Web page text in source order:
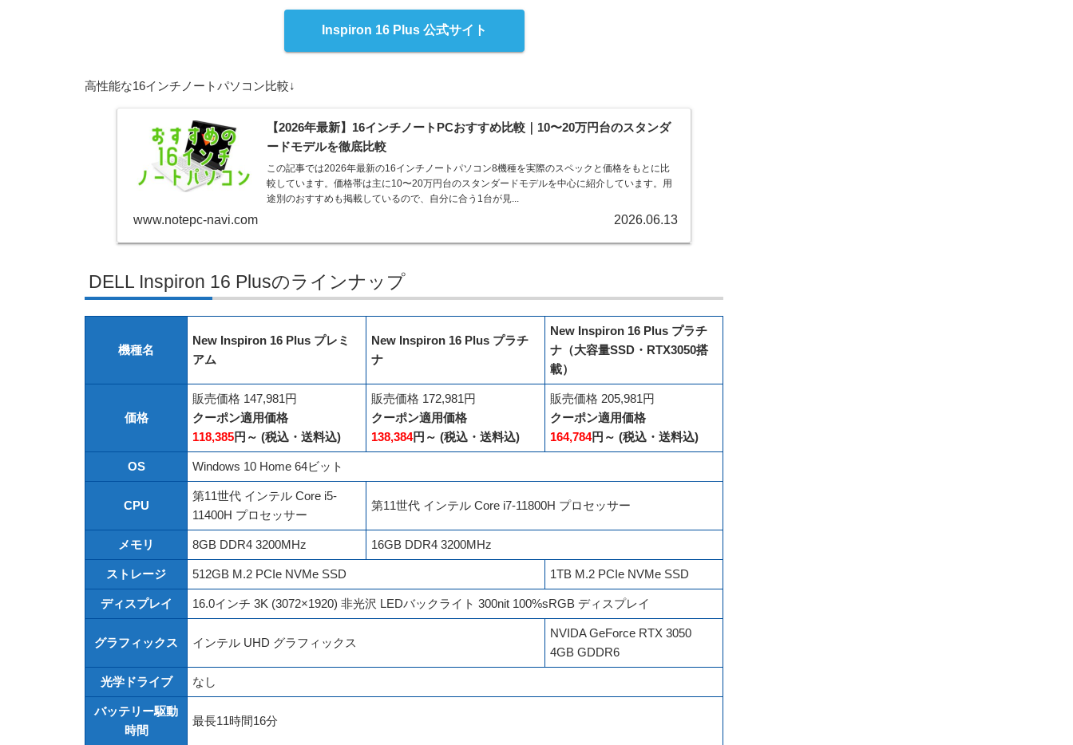
Inspiron 16 Plus 公式サイト
高性能な16インチノートパソコン比較↓
【2026年最新】16インチノートPCおすすめ比較｜10〜20万円台のスタンダ
ードモデルを徹底比較
この記事では2026年最新の16インチノートパソコン8機種を実際のスペックと価格をもとに比
較しています。価格帯は主に10〜20万円台のスタンダードモデルを中心に紹介しています。用
途別のおすすめも掲載しているので、自分に合う1台が見...
www.notepc-navi.com 2026.06.13
DELL Inspiron 16 Plusのラインナップ
機種名
New Inspiron 16 Plus プレミ
アム
New Inspiron 16 Plus プラチ
ナ
New Inspiron 16 Plus プラチ
ナ（大容量SSD・RTX3050搭
載）
価格
販売価格 147,981円
クーポン適用価格
118,385円～ (税込・送料込)
販売価格 172,981円
クーポン適用価格
138,384円～ (税込・送料込)
販売価格 205,981円
クーポン適用価格
164,784円～ (税込・送料込)
OS Windows 10 Home 64ビット
CPU
第11世代 インテル Core i5-
11400H プロセッサー
第11世代 インテル Core i7-11800H プロセッサー
メモリ 8GB DDR4 3200MHz 16GB DDR4 3200MHz
ストレージ 512GB M.2 PCIe NVMe SSD 1TB M.2 PCIe NVMe SSD
ディスプレイ 16.0インチ 3K (3072×1920) 非光沢 LEDバックライト 300nit 100%sRGB ディスプレイ
グラフィックス インテル UHD グラフィックス
NVIDA GeForce RTX 3050
4GB GDDR6
光学ドライブ なし
バッテリー駆動
時間
最長11時間16分